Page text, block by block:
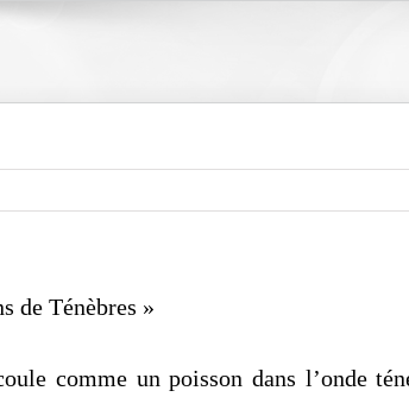
de Ténèbres »
comme un poisson dans l’onde